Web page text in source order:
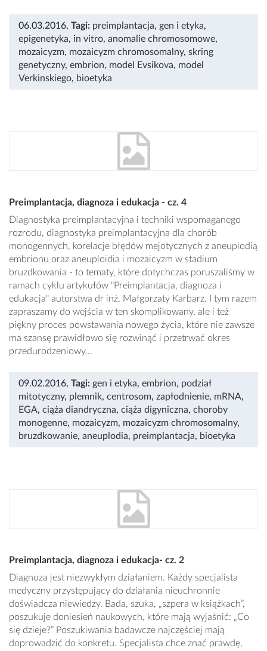
06.03.2016, Tagi: preimplantacja, gen i etyka,
epigenetyka, in vitro, anomalie chromosomowe,
mozaicyzm, mozaicyzm chromosomalny, skring
genetyczny, embrion, model Evsikova, model
Verkinskiego, bioetyka
Preimplantacja, diagnoza i edukacja - cz. 4
Diagnostyka preimplantacyjna i techniki wspomaganego
rozrodu, diagnostyka preimplantacyjna dla chorób
monogennych, korelacje błędów mejotycznych z aneuplodią
embrionu oraz aneuploidia i mozaicyzm w stadium
bruzdkowania - to tematy, które dotychczas poruszaliśmy w
ramach cyklu artykułów "Preimplantacja, diagnoza i
edukacja" autorstwa dr inż. Małgorzaty Karbarz. I tym razem
zapraszamy do wejścia w ten skomplikowany, ale i też
piękny proces powstawania nowego życia, które nie zawsze
ma szansę prawidłowo się rozwinąć i przetrwać okres
przedurodzeniowy...
09.02.2016, Tagi: gen i etyka, embrion, podział
mitotyczny, plemnik, centrosom, zapłodnienie, mRNA,
EGA, ciąża diandryczna, ciąża digyniczna, choroby
monogenne, mozaicyzm, mozaicyzm chromosomalny,
bruzdkowanie, aneuplodia, preimplantacja, bioetyka
Preimplantacja, diagnoza i edukacja- cz. 2
Diagnoza jest niezwykłym działaniem. Każdy specjalista
medyczny przystępujący do działania nieuchronnie
doświadcza niewiedzy. Bada, szuka, „szpera w książkach”,
poszukuje doniesień naukowych, które mają wyjaśnić: „Co
się dzieje?” Poszukiwania badawcze najczęściej mają
doprowadzić do konkretu. Specjalista chce znać prawdę,